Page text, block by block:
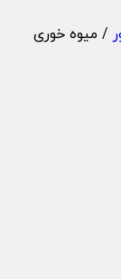
/ میوه خوری